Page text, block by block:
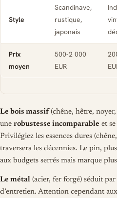
Style
Scandinave,
rustique,
japonais
Prix
moyen
500-2 000
EUR
Le bois massif (chêne, hêtre,
une robustesse incomparable et
Privilégiez les essences dures
traversera les décennies. Le pin,
aux budgets serrés mais marque
Le métal (acier, fer forgé) séduit
d’entretien. Attention cependant aux